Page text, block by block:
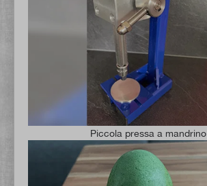
Piccola pressa a mandrino